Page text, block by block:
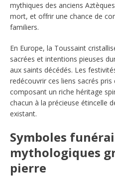
mythiques des anciens
mort, et offrir une chance de
familiers.
En Europe, la Toussaint
sacrées et intentions pieuses
aux saints décédés. Les
redécouvrir ces liens sacrés
composant un riche héritage
chacun à la précieuse étincelle
existant.
Symboles
mythologiques
pierre